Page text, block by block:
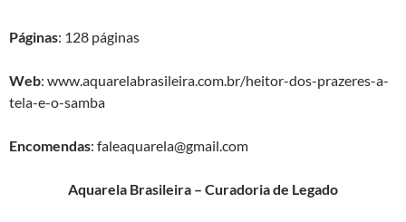
Páginas: 128 páginas
Web: www.aquarelabrasileira.com.br/heitor-dos-prazeres-a-
tela-e-o-samba
Encomendas: faleaquarela@gmail.com
Aquarela Brasileira – Curadoria de Legado